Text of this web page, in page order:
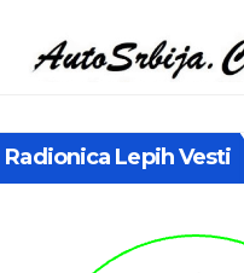
Radionica Lepih Vesti